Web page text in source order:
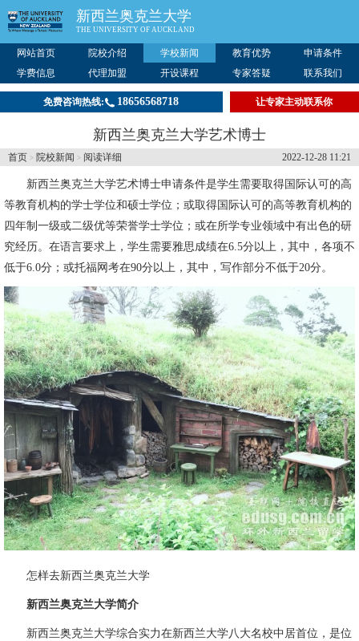
新西兰奥克兰大学
THE UNIVERSITY OF AUCKLAND
网站首页 院校介绍 学校新闻 教育优势
申请条件
学费信息
代理加盟 开设课程 专家答疑 联系我们
免费咨询热线: 18656568718 让专家主动联系你
新西兰奥克兰大学艺术博士
2022-12-28 11:21
首页 > 院校新闻 > 阅读详细
新西兰奥克兰大学艺术博士申请条件是学生需要取得国际认可的高
等教育机构的学士学位和硕士学位；或取得国际认可的高等教育机构的
四年制一级或二级优等荣誉学士学位；或在所学专业领域中有出色的研
究经历。在语言要求上，学生需要雅思成绩在6.5分以上，其中，各项不
低于6.0分；或托福网考在90分以上，其中，写作部分不低于20分。
怎样去新西兰奥克兰大学
新西兰奥克兰大学简介
新西兰奥克兰大学综合实力在新西兰大学八大名校中居首位，是位